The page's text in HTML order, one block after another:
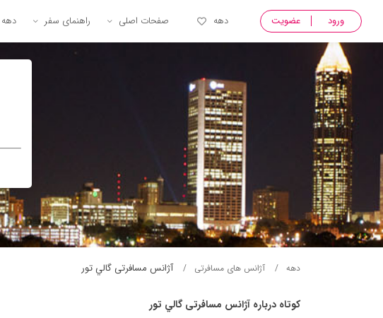
ورود عضویت دهه صفحات اصلی راهنمای سفر دهه
دهه آژانس های مسافرتی آژانس مسافرتی گالي تور
کوتاه درباره آژانس مسافرتی گالي تور